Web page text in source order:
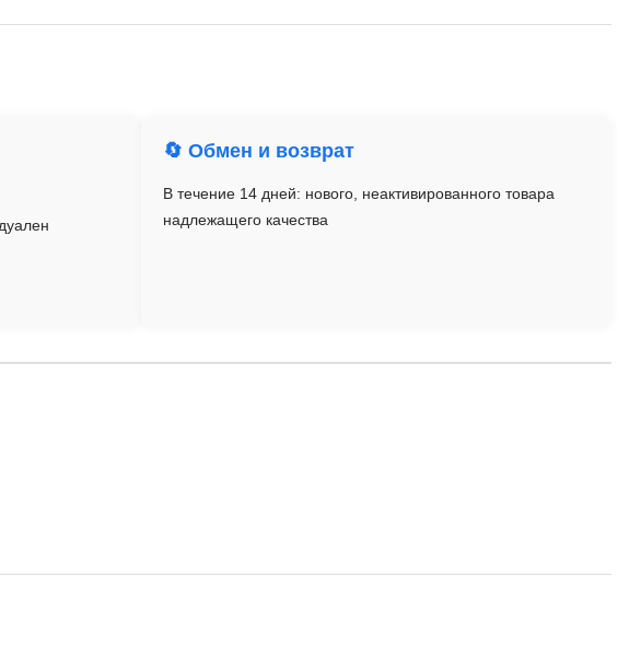
🔄 Обмен и возврат
В течение 14 дней: нового, неактивированного товара
надлежащего качества